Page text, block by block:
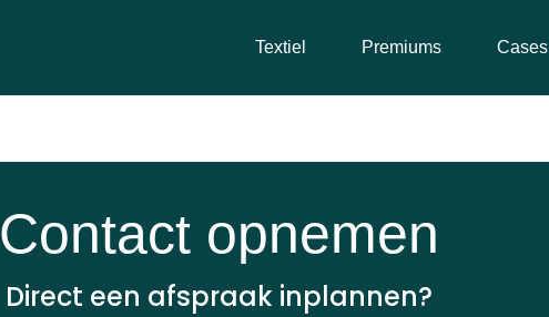
Textiel Premiums Cases
Contact opnemen
Direct een afspraak inplannen?